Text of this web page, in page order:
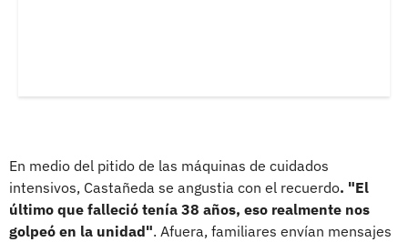
En medio del pitido de las máquinas de cuidados
intensivos, Castañeda se angustia con el recuerdo. "El
último que falleció tenía 38 años, eso realmente nos
golpeó en la unidad". Afuera, familiares envían mensajes